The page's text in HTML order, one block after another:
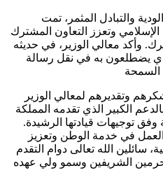
والتبادل المثمر، تمت
وتعزز التعاون المشترك
وأكد معالي الوزير، في حديثه
يضطلعون به في نقل رسالة
وتقديرهم لمعالي الوزير
الكبير الذي تقدمه المملكة
توجيهات قيادتها الرشيدة.
في خدمة الوطن وتعزيز
سائلين الله تعالى دوام التقدم
الشريفين وسمو ولي عهده